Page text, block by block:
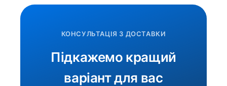
КОНСУЛЬТАЦІЯ З ДОСТАВКИ
Підкажемо кращий
варіант для вас